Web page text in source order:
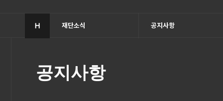
H 재단소식 공지사항
공지사항